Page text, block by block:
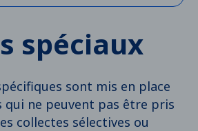
spéciaux
sont mis en place
qui ne peuvent pas être pris
collectes sélectives ou